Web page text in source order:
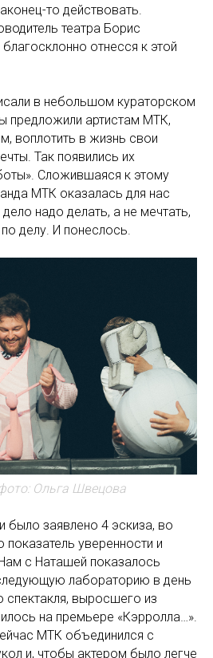
то действовать.
театра Борис
отнесся к этой
в небольшом кураторском
предложили артистам МТК,
воплотить в жизнь свои
Так появились их
Сложившаяся к этому
МТК оказалась для нас
надо делать, а не мечтать,
делу. И понеслось.
Ольга Швецова
было заявлено 4 эскиза, во
уверенности и
с Наташей показалось
лабораторию в день
спектакля, выросшего из
на премьере «Кэрролла…».
МТК объединился с
и, чтобы актером было легче